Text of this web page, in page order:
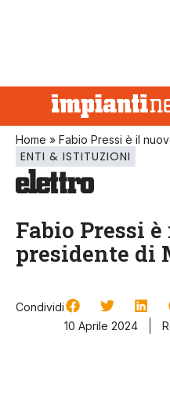
Home » Fabio Pressi è il
ENTI & ISTITUZIONI
Fabio Pressi
presidente di
Condividi
10 Aprile 2024